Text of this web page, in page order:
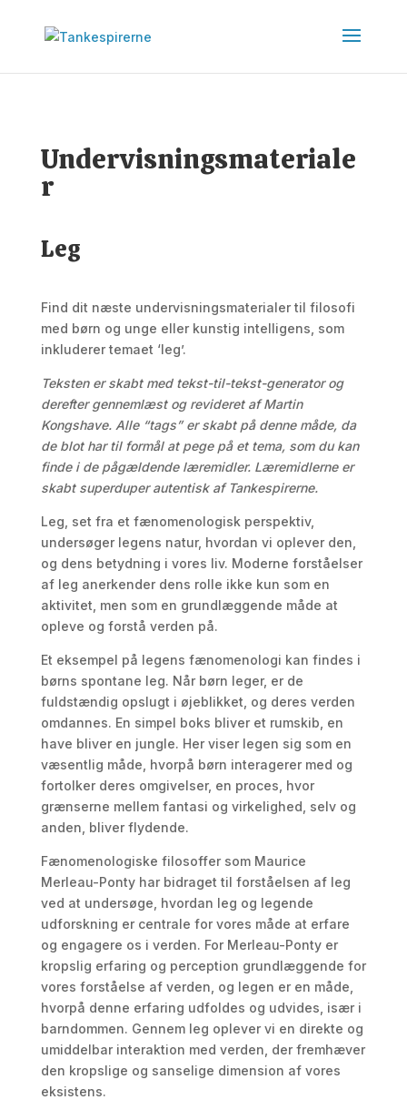
Undervisningsmateriale
r
Leg
Find dit næste undervisningsmaterialer til filosofi
med børn og unge eller kunstig intelligens, som
inkluderer temaet ‘leg’.
Teksten er skabt med tekst-til-tekst-generator og
derefter gennemlæst og revideret af Martin
Kongshave. Alle “tags” er skabt på denne måde, da
de blot har til formål at pege på et tema, som du kan
finde i de pågældende læremidler. Læremidlerne er
skabt superduper autentisk af Tankespirerne.
Leg, set fra et fænomenologisk perspektiv,
undersøger legens natur, hvordan vi oplever den,
og dens betydning i vores liv. Moderne forståelser
af leg anerkender dens rolle ikke kun som en
aktivitet, men som en grundlæggende måde at
opleve og forstå verden på.
Et eksempel på legens fænomenologi kan findes i
børns spontane leg. Når børn leger, er de
fuldstændig opslugt i øjeblikket, og deres verden
omdannes. En simpel boks bliver et rumskib, en
have bliver en jungle. Her viser legen sig som en
væsentlig måde, hvorpå børn interagerer med og
fortolker deres omgivelser, en proces, hvor
grænserne mellem fantasi og virkelighed, selv og
anden, bliver flydende.
Fænomenologiske filosoffer som Maurice
Merleau-Ponty har bidraget til forståelsen af leg
ved at undersøge, hvordan leg og legende
udforskning er centrale for vores måde at erfare
og engagere os i verden. For Merleau-Ponty er
kropslig erfaring og perception grundlæggende for
vores forståelse af verden, og legen er en måde,
hvorpå denne erfaring udfoldes og udvides, især i
barndommen. Gennem leg oplever vi en direkte og
umiddelbar interaktion med verden, der fremhæver
den kropslige og sanselige dimension af vores
eksistens.